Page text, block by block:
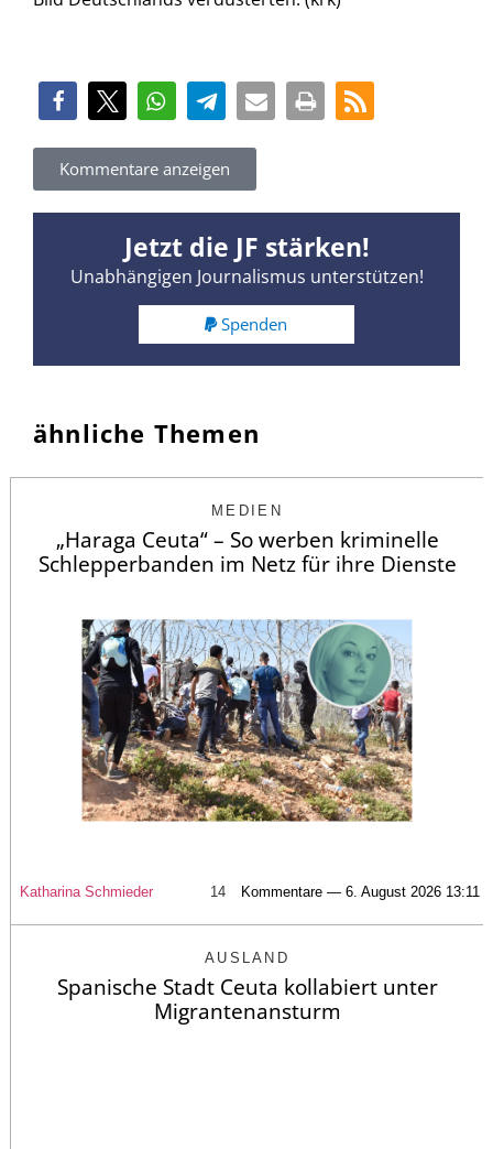
Kommentare anzeigen
Jetzt die JF stärken!
Unabhängigen Journalismus unterstützen!
Spenden
ähnliche Themen
MEDIEN
„Haraga Ceuta“ – So werben kriminelle
Schlepperbanden im Netz für ihre Dienste
Katharina Schmieder 14 Kommentare — 6. August 2026 13:11
AUSLAND
Spanische Stadt Ceuta kollabiert unter
Migrantenansturm